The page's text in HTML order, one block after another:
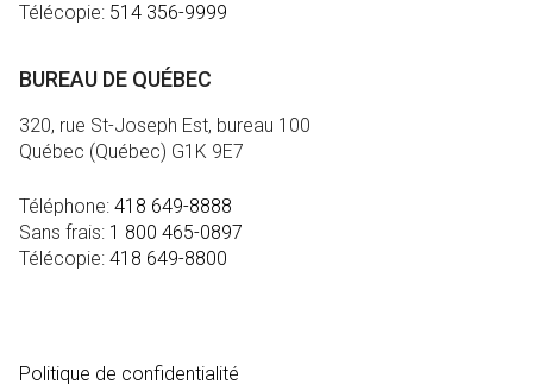
Télécopie: 514 356-9999
BUREAU DE QUÉBEC
320, rue St-Joseph Est, bureau 100
Québec (Québec) G1K 9E7
Téléphone: 418 649-8888
Sans frais: 1 800 465-0897
Télécopie: 418 649-8800
Politique de confidentialité